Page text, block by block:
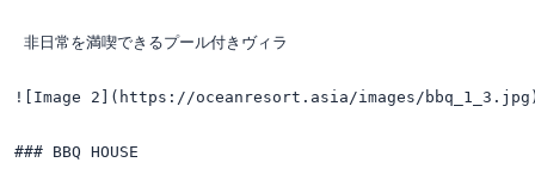
非日常を満喫できるプール付きヴィラ
![Image 2](https://oceanresort.asia/images/
### BBQ HOUSE